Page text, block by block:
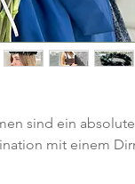
sind ein
mit einem